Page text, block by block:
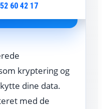
60 42 17
kryptering og
dine data.
med de